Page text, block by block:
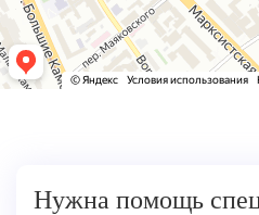
Нужна помощь